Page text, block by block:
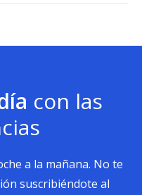
con las
a la mañana. No te
suscribiéndote al